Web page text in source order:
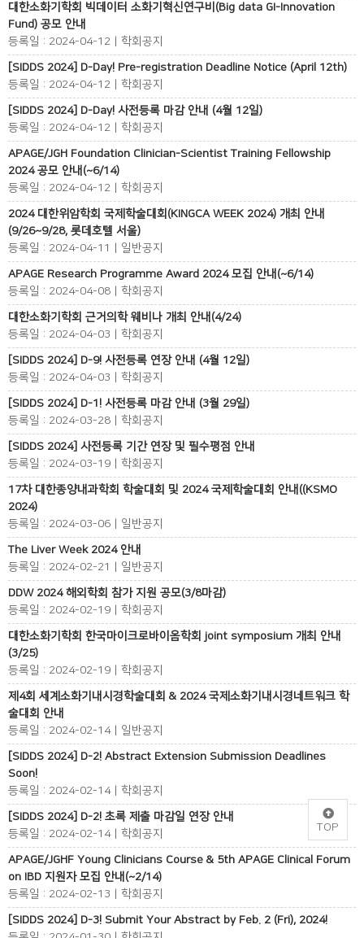
대한소화기학회 빅데이터 소화기혁신연구비(Big data GI-Innovation
Fund) 공모 안내
등록일 : 2024-04-12 | 학회공지
[SIDDS 2024] D-Day! Pre-registration Deadline Notice (April 12th)
등록일 : 2024-04-12 | 학회공지
[SIDDS 2024] D-Day! 사전등록 마감 안내 (4월 12일)
등록일 : 2024-04-12 | 학회공지
APAGE/JGH Foundation Clinician-Scientist Training Fellowship
2024 공모 안내(~6/14)
등록일 : 2024-04-12 | 학회공지
2024 대한위암학회 국제학술대회(KINGCA WEEK 2024) 개최 안내
(9/26~9/28, 롯데호텔 서울)
등록일 : 2024-04-11 | 일반공지
APAGE Research Programme Award 2024 모집 안내(~6/14)
등록일 : 2024-04-08 | 학회공지
대한소화기학회 근거의학 웨비나 개최 안내(4/24)
등록일 : 2024-04-03 | 학회공지
[SIDDS 2024] D-9! 사전등록 연장 안내 (4월 12일)
등록일 : 2024-04-03 | 학회공지
[SIDDS 2024] D-1! 사전등록 마감 안내 (3월 29일)
등록일 : 2024-03-28 | 학회공지
[SIDDS 2024] 사전등록 기간 연장 및 필수평점 안내
등록일 : 2024-03-19 | 학회공지
17차 대한종양내과학회 학술대회 및 2024 국제학술대회 안내((KSMO
2024)
등록일 : 2024-03-06 | 일반공지
The Liver Week 2024 안내
등록일 : 2024-02-21 | 일반공지
DDW 2024 해외학회 참가 지원 공모(3/8마감)
등록일 : 2024-02-19 | 학회공지
대한소화기학회 한국마이크로바이옴학회 joint symposium 개최 안내
(3/25)
등록일 : 2024-02-19 | 학회공지
제4회 세계소화기내시경학술대회 & 2024 국제소화기내시경네트워크 학
술대회 안내
등록일 : 2024-02-14 | 일반공지
[SIDDS 2024] D-2! Abstract Extension Submission Deadlines
Soon!
등록일 : 2024-02-14 | 학회공지
[SIDDS 2024] D-2! 초록 제출 마감일 연장 안내
등록일 : 2024-02-14 | 학회공지
APAGE/JGHF Young Clinicians Course & 5th APAGE Clinical Forum
on IBD 지원자 모집 안내(~2/14)
등록일 : 2024-02-13 | 학회공지
[SIDDS 2024] D-3! Submit Your Abstract by Feb. 2 (Fri), 2024!
TOP